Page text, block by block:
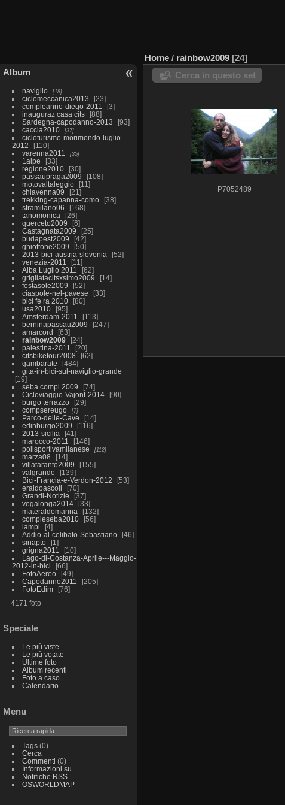
Album
naviglio 18
ciclomeccanica2013
23
compleanno-diego-2011
3
inauguraz casa cits
88
Sardegna-capodanno-2013
93
caccia2010
37
cicloturismo-morimondo-luglio-
2012
110
varenna2011
35
1alpe
33
regione2010
30
passaupraga2009
108
motovaltaleggio
11
chiavenna09
21
trekking-capanna-como
38
stramilano06
168
tanomonica
26
querceto2009
6
Castagnata2009
25
budapest2009
42
ghiottone2009
50
2013-bici-austria-slovenia
52
venezia-2011
11
Alba Luglio 2011
62
grigliatacitsxsimo2009
14
festasole2009
52
ciaspole-nel-pavese
33
bici fe ra 2010
80
usa2010
95
Amsterdam-2011
113
berninapassau2009
247
amarcord
63
rainbow2009
24
palestina-2011
20
citsbiketour2008
62
gambarate
484
gita-in-bici-sul-naviglio-grande
19
seba compl 2009
74
Cicloviaggio-Vajont-2014
90
burgo terrazzo
29
compsereugo
7
Parco-delle-Cave
14
edinburgo2009
116
2013-sicilia
41
marocco-2011
146
polisportivamilanese
112
marza08
14
villataranto2009
155
valgrande
139
Bici-Francia-e-Verdon-2012
53
eraldoascoli
70
Grandi-Notizie
37
vogalonga2014
33
materaldomarina
132
compleseba2010
56
lampi
4
Addio-al-celibato-Sebastiano
46
sinapto
1
grigna2011
10
Lago-di-Costanza-Aprile---Maggio-
2012-in-bici
66
FotoAereo
49
Capodanno2011
205
FotoEdim
76
4171 foto
Speciale
Le più viste
Le più votate
Ultime foto
Album recenti
Foto a caso
Calendario
Menu
Tags(0)
Cerca
Commenti (0)
Informazioni su
Notifiche RSS
OSWORLDMAP
Home / rainbow2009 24
Cerca in questo set
P7052489